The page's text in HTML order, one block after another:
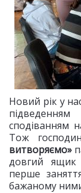
Новий рік у
сподіванням
Тож
витворяємо»
довгий ящик
перше
бажаному